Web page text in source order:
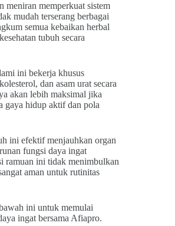
meniran memperkuat sistem
mudah terserang berbagai
semua kebaikan herbal
tubuh secara
ini bekerja khusus
dan asam urat secara
akan lebih maksimal jika
gaya hidup aktif dan pola
ini efektif menjauhkan organ
fungsi daya ingat
ramuan ini tidak menimbulkan
aman untuk rutinitas
ini untuk memulai
ingat bersama Afiapro.